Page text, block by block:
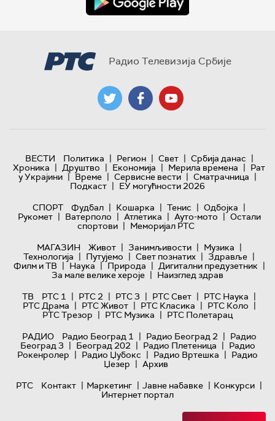
Радио Телевизија Србије
ВЕСТИ Политика | Регион | Свет | Србија данас |
Хроника | Друштво | Економија | Мерила времена | Рат
у Украјини | Време | Сервисне вести | Сматрачница |
Подкаст | ЕУ могућности 2026
СПОРТ
Фудбал | Кошарка | Тенис | Одбојка |
Рукомет | Ватерполо | Атлетика | Ауто-мото | Остали
спортови | Меморијал РТС
МАГАЗИН
Живот | Занимљивости | Музика |
Технологијa | Путујемо | Свет познатих | Здравље |
Филм и ТВ | Наука | Природа | Дигитални предузетник |
За мале велике хероје | Наизглед здрав
ТВ
РТС 1 | РТС 2 | РТС 3 | РТС Свет | РТС Наука |
РТС Драма | РТС Живот | РТС Класика | РТС Коло |
РТС Трезор | РТС Музика | РТС Полетарац
РАДИО
Радио Београд 1 | Радио Београд 2 | Радио
Београд 3 | Београд 202 | Радио Плетеница | Радио
Рокенролер | Радио Џубокс | Радио Вртешка | Радио
Џезер | Архив
РТС
Контакт | Маркетинг | Јавне набавке | Конкурси |
Интернет портал